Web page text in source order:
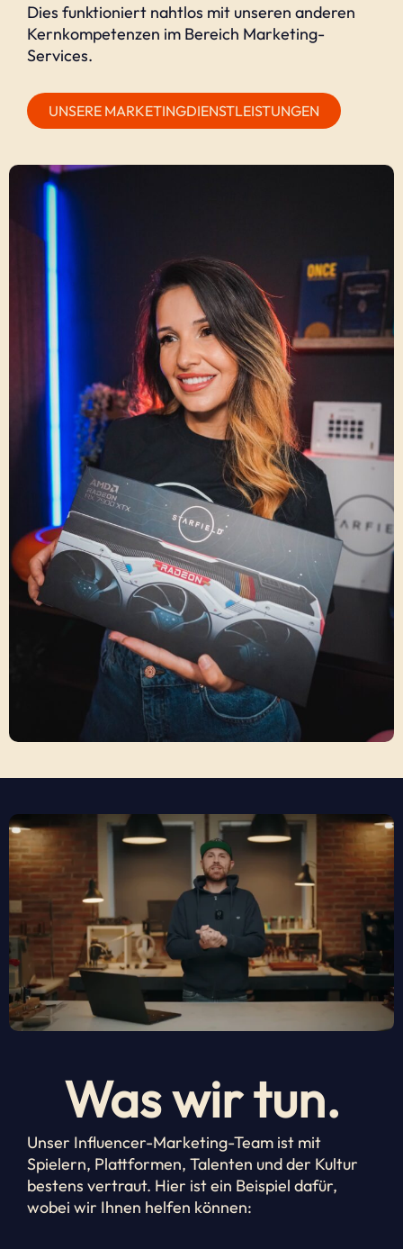
Dies funktioniert nahtlos mit unseren anderen
Kernkompetenzen im Bereich Marketing-
Services.
UNSERE MARKETINGDIENSTLEISTUNGEN
Was wir tun.
Unser Influencer-Marketing-Team ist mit
Spielern, Plattformen, Talenten und der Kultur
bestens vertraut. Hier ist ein Beispiel dafür,
wobei wir Ihnen helfen können: